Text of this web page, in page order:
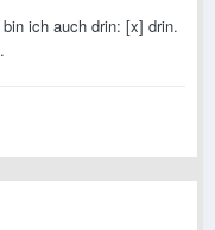
ich auch drin: [x] drin.